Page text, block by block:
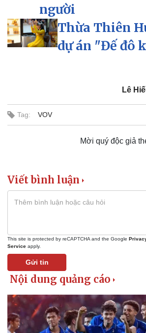
Sức khỏe
Nhi khoa
Nam khoa
Làm đẹp - giảm cân
Phòng mạch online
Ăn sạch sống khỏe
người
Thừa Thiên
dự án "Đế đô
Lê
Tag: VOV
Mời quý độc giả
Viết bình luận
This site is protected by reCAPTCHA and the Google
Service apply.
Gửi tin